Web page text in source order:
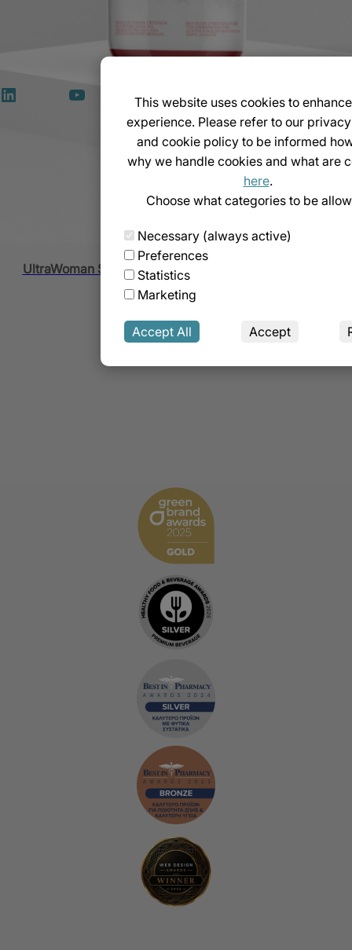
Aloe Vera 1000ml (100% Natürlich & Angereichert mit
In den Warenkorb
UltraWoman Special Natures’ Power 1000ml (Für Sie)
In den Warenkorb
YouTube
TikTok
This website uses cookies to
experience. Please refer to our
and cookie policy to be informed
why we handle cookies and what are
here.
Choose what categories to be
Necessary (always active)
Preferences
Statistics
Marketing
Accept All Accept